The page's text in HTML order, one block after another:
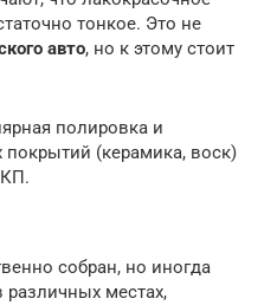
тонкое. Это не
авто, но к этому стоит
полировка и
(керамика, воск)
собран, но иногда
различных местах,